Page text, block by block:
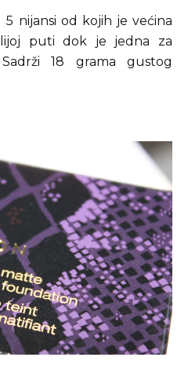
nijansi od kojih je većina
puti dok je jedna za
18 grama gustog